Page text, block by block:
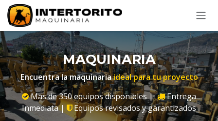
Ir al contenido
MAQUINARIA
Encuentra la maquinariaideal para tu proyecto
Mas de 350 equipos disponibles |
Entrega
Inmediata | Equipos revisados y garantizados